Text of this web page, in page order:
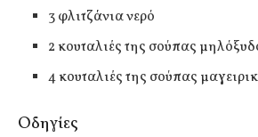
3 φλιτζάνια νερό
2 κουταλιές της σούπας
4 κουταλιές της σούπας
Οδηγίες